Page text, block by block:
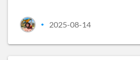
• 2025-08-14